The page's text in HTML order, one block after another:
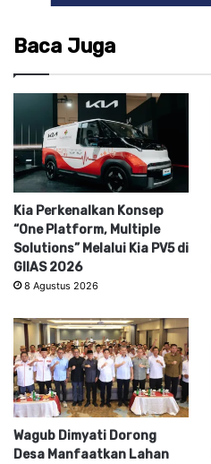
Baca Juga
Kia Perkenalkan Konsep
“One Platform, Multiple
Solutions” Melalui Kia PV5 di
GIIAS 2026
8 Agustus 2026
Wagub Dimyati Dorong
Desa Manfaatkan Lahan